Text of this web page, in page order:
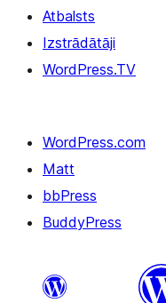
Atbalsts
Izstrādātāji
WordPress.TV
WordPress.com
Matt
bbPress
BuddyPress